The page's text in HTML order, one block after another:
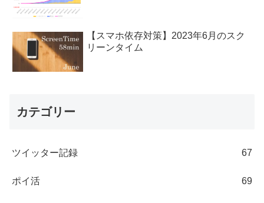
【スマホ依存対策】2023年6月のスク
リーンタイム
カテゴリー
ツイッター記録 67
ポイ活 69